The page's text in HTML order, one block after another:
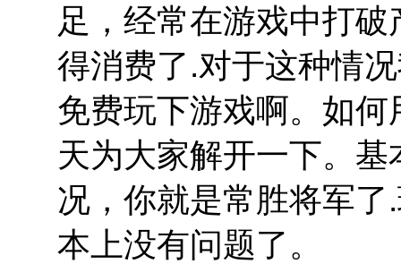
足，经常在游戏中打
得消费了.对于这种情
免费玩下游戏啊。如
天为大家解开一下。
况，你就是常胜将军
本上没有问题了。